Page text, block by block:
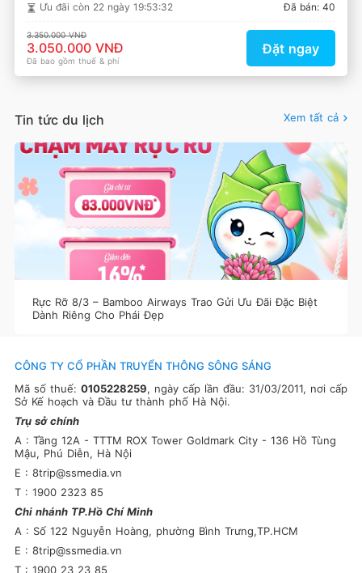
Ưu đãi còn 22 ngày 19:53:32 Đã bán: 40
3.350.000 VNĐ
3.050.000 VNĐ
Đã bao gồm thuế & phí
Đặt ngay
Tin tức du lịch Xem tất cả
Rực Rỡ 8/3 – Bamboo Airways Trao Gửi Ưu Đãi Đặc Biệt
Dành Riêng Cho Phái Đẹp
CÔNG TY CỔ PHẦN TRUYỂN THÔNG SÔNG SÁNG
Mã số thuế: 0105228259, ngày cấp lần đầu: 31/03/2011, nơi cấp
Sở Kế hoạch và Đầu tư thành phố Hà Nội.
Trụ sở chính
A : Tầng 12A - TTTM ROX Tower Goldmark City - 136 Hồ Tùng
Mậu, Phú Diễn, Hà Nội
E : 8trip@ssmedia.vn
T : 1900 2323 85
Chi nhánh TP.Hồ Chí Minh
A : Số 122 Nguyễn Hoàng, phường Bình Trưng,TP.HCM
E : 8trip@ssmedia.vn
T : 1900 23 23 85